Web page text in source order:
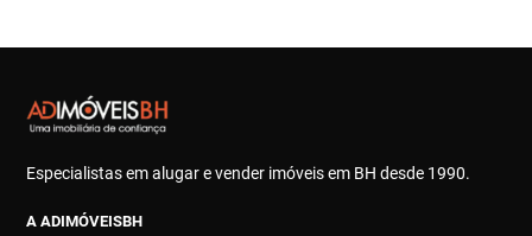
Especialistas em alugar e vender imóveis em BH desde 1990.
A ADIMÓVEISBH